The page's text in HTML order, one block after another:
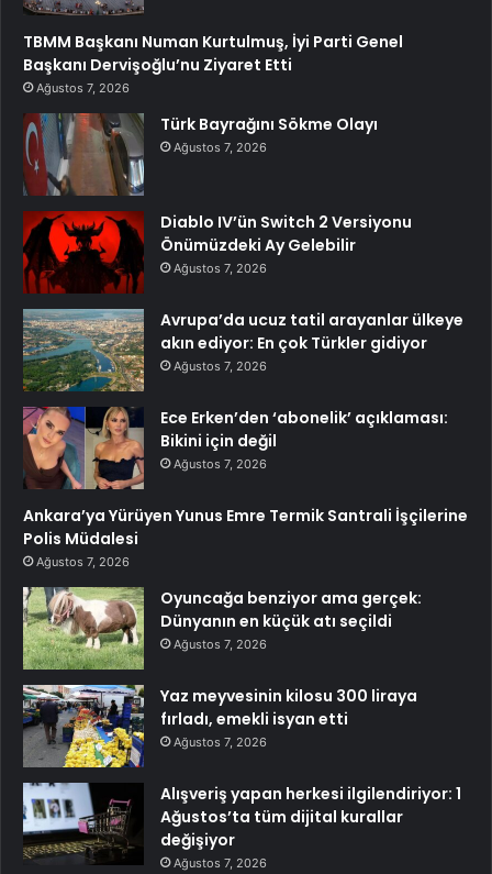
TBMM Başkanı Numan Kurtulmuş, İyi Parti Genel
Başkanı Dervişoğlu’nu Ziyaret Etti
Ağustos 7, 2026
Türk Bayrağını Sökme Olayı
Ağustos 7, 2026
Diablo IV’ün Switch 2 Versiyonu
Önümüzdeki Ay Gelebilir
Ağustos 7, 2026
Avrupa’da ucuz tatil arayanlar ülkeye
akın ediyor: En çok Türkler gidiyor
Ağustos 7, 2026
Ece Erken’den ‘abonelik’ açıklaması:
Bikini için değil
Ağustos 7, 2026
Ankara’ya Yürüyen Yunus Emre Termik Santrali İşçilerine
Polis Müdalesi
Ağustos 7, 2026
Oyuncağa benziyor ama gerçek:
Dünyanın en küçük atı seçildi
Ağustos 7, 2026
Yaz meyvesinin kilosu 300 liraya
fırladı, emekli isyan etti
Ağustos 7, 2026
Alışveriş yapan herkesi ilgilendiriyor: 1
Ağustos’ta tüm dijital kurallar
değişiyor
Ağustos 7, 2026